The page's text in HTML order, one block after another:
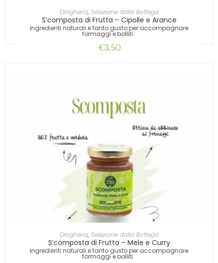
AGGIUNGI AL CARRELLO
Drogheria, Selezione dalla Bottega
S’composta di Frutta – Cipolle e Arance
Ingredienti naturali e tanto gusto per accompagnare
formaggi e bolliti.
€3,50
AGGIUNGI AL CARRELLO
Drogheria, Selezione dalla Bottega
S’composta di Frutta – Mele e Curry
Ingredienti naturali e tanto gusto per accompagnare
formaggi e bolliti.